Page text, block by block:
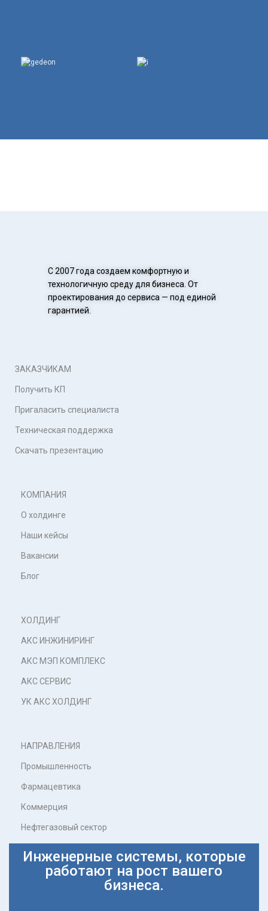
С 2007 года создаем комфортную и
технологичную среду для бизнеса. От
проектирования до сервиса — под единой
гарантией.
ЗАКАЗЧИКАМ
Получить КП
Пригаласить специалиста
Техническая поддержка
Скачать презентацию
КОМПАНИЯ
О холдинге
Наши кейсы
Вакансии
Блог
ХОЛДИНГ
АКС ИНЖИНИРИНГ
АКС МЭП КОМПЛЕКС
АКС СЕРВИС
УК АКС ХОЛДИНГ
НАПРАВЛЕНИЯ
Промышленность
Фармацевтика
Коммерция
Нефтегазовый сектор
Инженерные системы, которые
работают на рост вашего
бизнеса.